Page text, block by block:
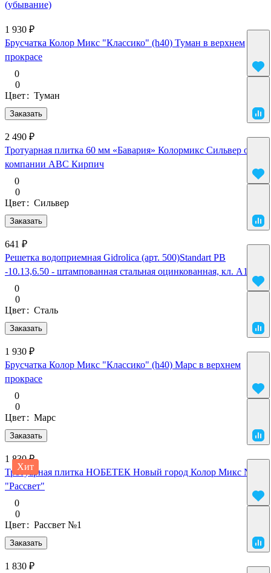
(убывание)
1 930 ₽
Брусчатка Колор Микс "Классико" (h40) Туман в верхнем
прокрасе
0
0
Заказать
Цвет: Туман
2 490 ₽
Тротуарная плитка 60 мм «Бавария» Колормикс Сильвер от
компании АВС Кирпич
0
0
Заказать
Цвет: Сильвер
641 ₽
Решетка водоприемная Gidrolica (арт. 500)Standart РВ
-10.13,6.50 - штампованная стальная оцинкованная, кл. А15
0
0
Заказать
Цвет: Сталь
1 930 ₽
Брусчатка Колор Микс "Классико" (h40) Марс в верхнем
прокрасе
0
0
Заказать
Цвет: Марс
Хит
1 830 ₽
Тротуарная плитка НОБЕТЕК Новый город Колор Микс №1
"Рассвет"
0
0
Заказать
Цвет: Рассвет №1
1 830 ₽